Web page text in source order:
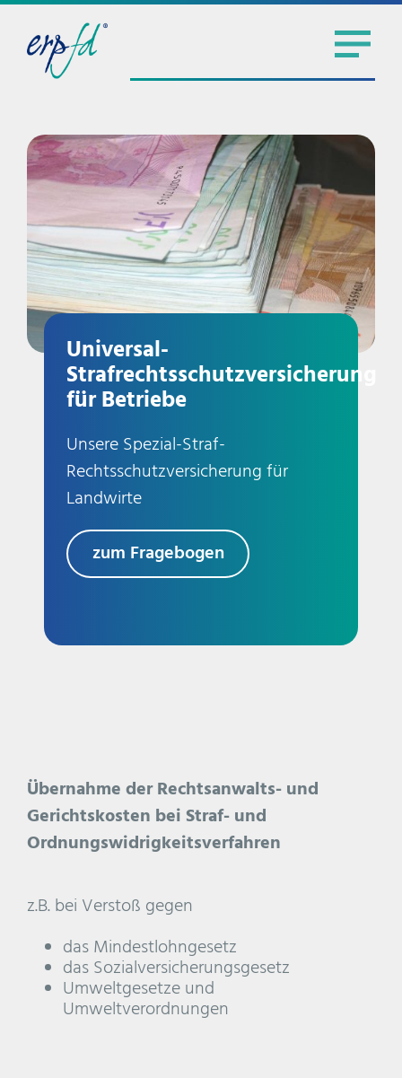
Universal-
Strafrechtsschutzversicherung
für Betriebe
Unsere Spezial-Straf-
Rechtsschutzversicherung für
Landwirte
zum Fragebogen
Übernahme der Rechtsanwalts- und
Gerichtskosten bei Straf- und
Ordnungswidrigkeitsverfahren
z.B. bei Verstoß gegen
das Mindestlohngesetz
das Sozialversicherungsgesetz
Umweltgesetze und
Umweltverordnungen